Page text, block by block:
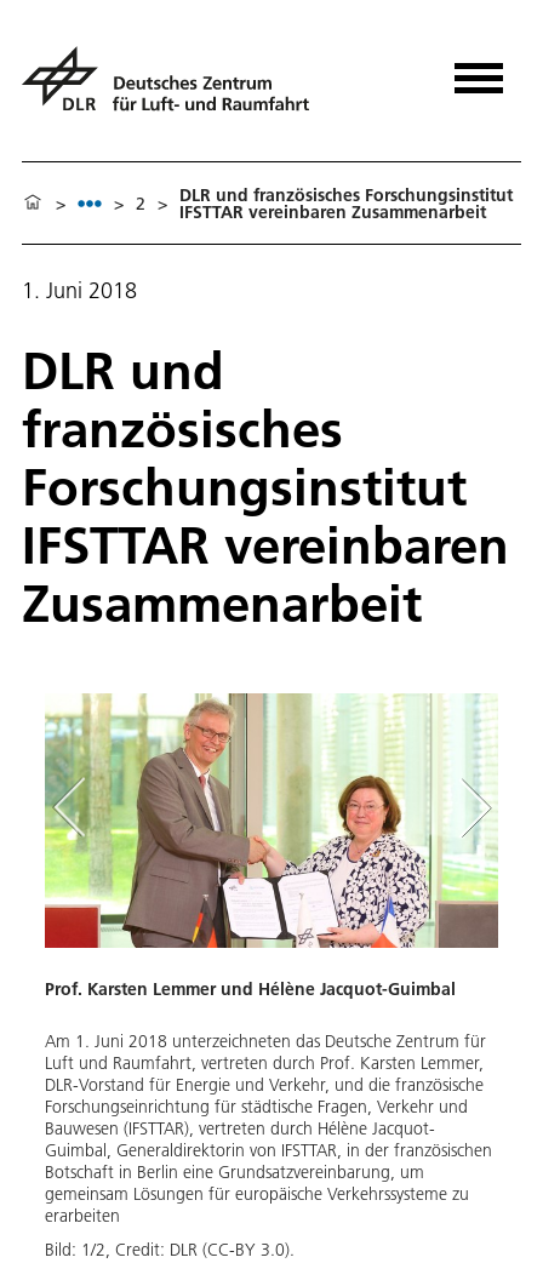
> > 2 > DLR und französisches Forschungsinstitut
IFSTTAR vereinbaren Zusammenarbeit
1. Juni 2018
DLR und
französisches
Forschungsinstitut
IFSTTAR vereinbaren
Zusammenarbeit
Prof. Karsten Lemmer und Hélène Jacquot-Guimbal
Am 1. Juni 2018 unterzeichneten das Deutsche Zentrum für
Luft und Raumfahrt, vertreten durch Prof. Karsten Lemmer,
DLR-Vorstand für Energie und Verkehr, und die französische
Forschungseinrichtung für städtische Fragen, Verkehr und
Bauwesen (IFSTTAR), vertreten durch Hélène Jacquot-
Guimbal, Generaldirektorin von IFSTTAR, in der französischen
Botschaft in Berlin eine Grundsatzvereinbarung, um
gemeinsam Lösungen für europäische Verkehrssysteme zu
erarbeiten
Bild: 1/2, Credit: DLR (CC-BY 3.0).